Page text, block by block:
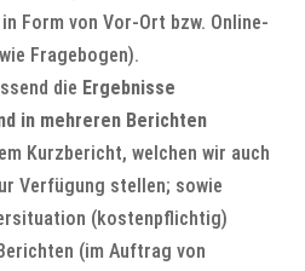
Form von Vor-Ort bzw. Online-
Fragebogen).
die Ergebnisse
in mehreren Berichten
Kurzbericht, welchen wir auch
Verfügung stellen; sowie
(kostenpflichtig)
(im Auftrag von